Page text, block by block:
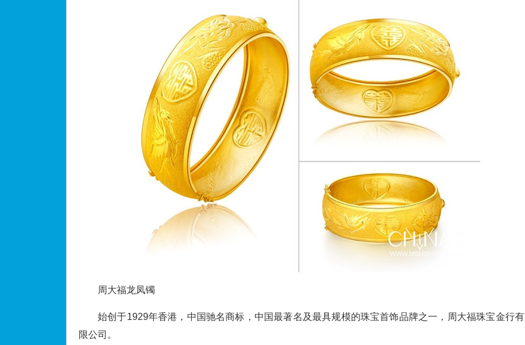
周大福龙凤镯
始创于1929年香港，中国驰名商标，中国最著名及最具规模的珠宝首饰品牌之一，周大福珠宝金行有
限公司。